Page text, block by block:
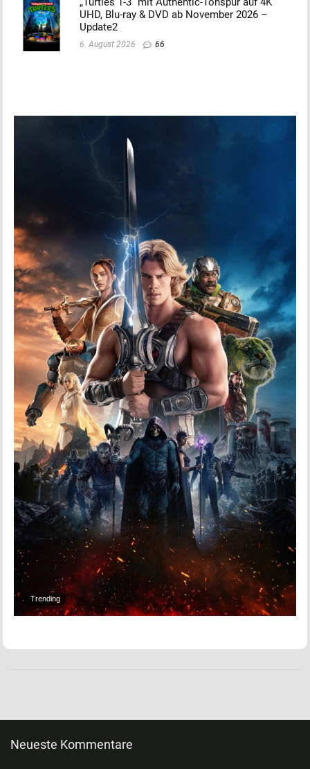
UHD, Blu-ray & DVD ab November 2026 –
Update2
6. August 2026 66
Trending
Neueste Kommentare